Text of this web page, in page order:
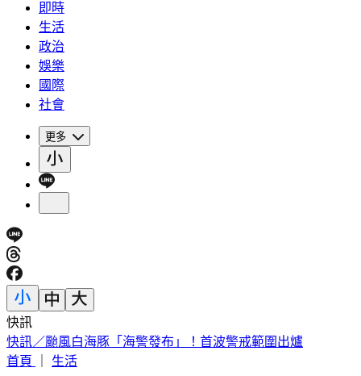
即時
生活
政治
娛樂
國際
社會
更多
快訊
快訊／南港LaLaport施工鷹架坍塌 航空巨型裝置藝術直墜3
樓